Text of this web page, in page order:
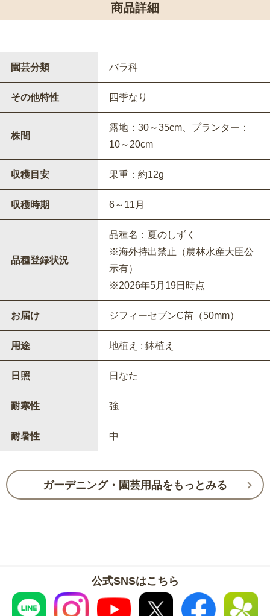
商品詳細
園芸分類 バラ科
その他特性 四季なり
株間
露地：30～35cm、プランター：
10～20cm
収穫目安 果重：約12g
収穫時期 6～11月
品種登録状況
品種名：夏のしずく
※海外持出禁止（農林水産大臣公
示有）
※2026年5月19日時点
お届け ジフィーセブンC苗（50mm）
用途 地植え ; 鉢植え
日照 日なた
耐寒性 強
耐暑性 中
ガーデニング・園芸用品をもっとみる
公式SNSはこちら